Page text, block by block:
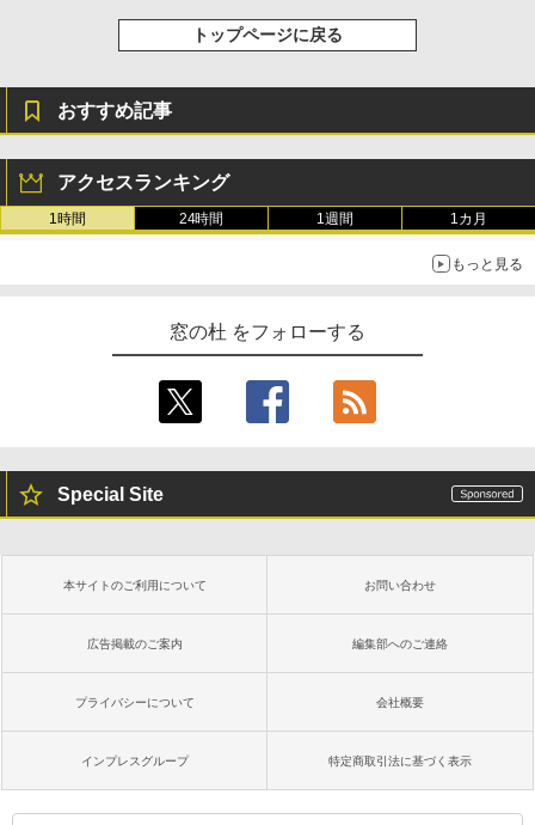
￥31,980
11インチカラーディスプレイ、64GBスト
レージ、ノート機能搭載、明るさ自動調
整、色調調節ライト、プレミアムペン付
き、グラファイト
トップページに戻る
おすすめ記事
アクセスランキング
1時間 24時間 1週間 1カ月
もっと見る
窓の杜 をフォローする
Special Site
本サイトのご利用について お問い合わせ
広告掲載のご案内 編集部へのご連絡
プライバシーについて 会社概要
インプレスグループ 特定商取引法に基づく表示